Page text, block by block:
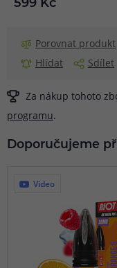
599 Kč
Porovnat produkt
Hlídat
Sdílet
Za nákup tohoto
programu.
Doporučujeme
Video